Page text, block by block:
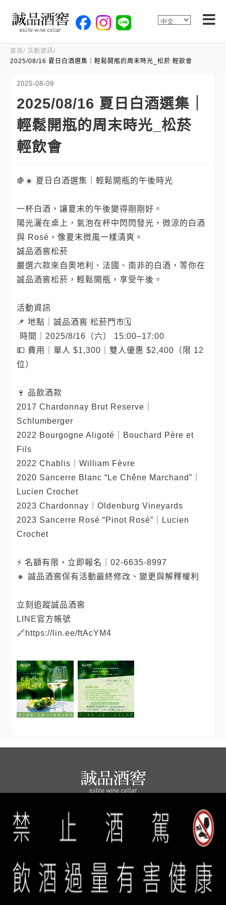
首頁
活動資訊
2025/08/16 夏日白酒選集｜輕鬆開瓶的周末時光_松菸 輕飲會
2025-08-09
2025/08/16 夏日白酒選集｜
輕鬆開瓶的周末時光_松菸
輕飲會
🍇☀️ 夏日白酒選集｜輕鬆開瓶的午後時光
一杯白酒，讓夏末的午後變得剛剛好。
陽光灑在桌上，氣泡在杯中閃閃發光，微涼的白酒
與 Rosé，像夏末微風一樣清爽。
誠品酒窖松菸
嚴選六款來自奧地利、法國、南非的白酒，等你在
誠品酒窖松菸，輕鬆開瓶，享受午後。
活動資訊
📌 地點｜誠品酒窖 松菸門市🗓
️ 時間｜2025/8/16（六） 15:00–17:00
💵 費用｜單人 $1,300｜雙人優惠 $2,400（限 12
位）
🍷 品飲酒款
2017 Chardonnay Brut Reserve｜
Schlumberger
2022 Bourgogne Aligoté｜Bouchard Père et
Fils
2022 Chablis｜William Fèvre
2020 Sancerre Blanc “Le Chêne Marchand”｜
Lucien Crochet
2023 Chardonnay｜Oldenburg Vineyards
2023 Sancerre Rosé “Pinot Rosé”｜Lucien
Crochet
⚡ 名額有限，立即報名｜02-6635-8997
🔸 誠品酒窖保有活動最終修改、變更與解釋權利
立刻追蹤誠品酒窖
LINE官方帳號
🔗https://lin.ee/ftAcYM4
reserved.